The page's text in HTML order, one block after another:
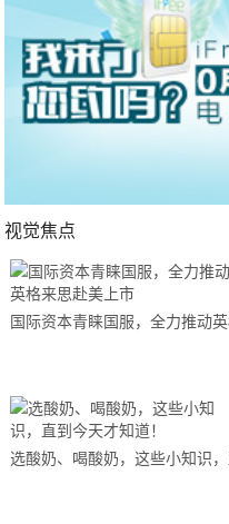
视觉焦点
国际资本青睐国服，全力推动
选酸奶、喝酸奶，这些小知识，